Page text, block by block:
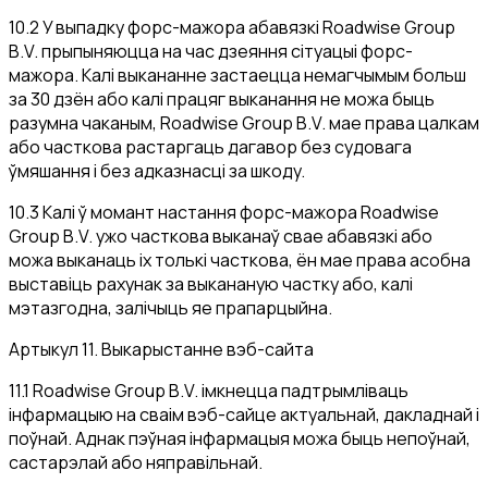
10.2 У выпадку форс-мажора абавязкі Roadwise Group
B.V. прыпыняюцца на час дзеяння сітуацыі форс-
мажора. Калі выкананне застаецца немагчымым больш
за 30 дзён або калі працяг выканання не можа быць
разумна чаканым, Roadwise Group B.V. мае права цалкам
або часткова растаргаць дагавор без судовага
ўмяшання і без адказнасці за шкоду.
10.3 Калі ў момант настання форс-мажора Roadwise
Group B.V. ужо часткова выканаў свае абавязкі або
можа выканаць іх толькі часткова, ён мае права асобна
выставіць рахунак за выкананую частку або, калі
мэтазгодна, залічыць яе прапарцыйна.
Артыкул 11. Выкарыстанне вэб-сайта
11.1 Roadwise Group B.V. імкнецца падтрымліваць
інфармацыю на сваім вэб-сайце актуальнай, дакладнай і
поўнай. Аднак пэўная інфармацыя можа быць непоўнай,
састарэлай або няправільнай.